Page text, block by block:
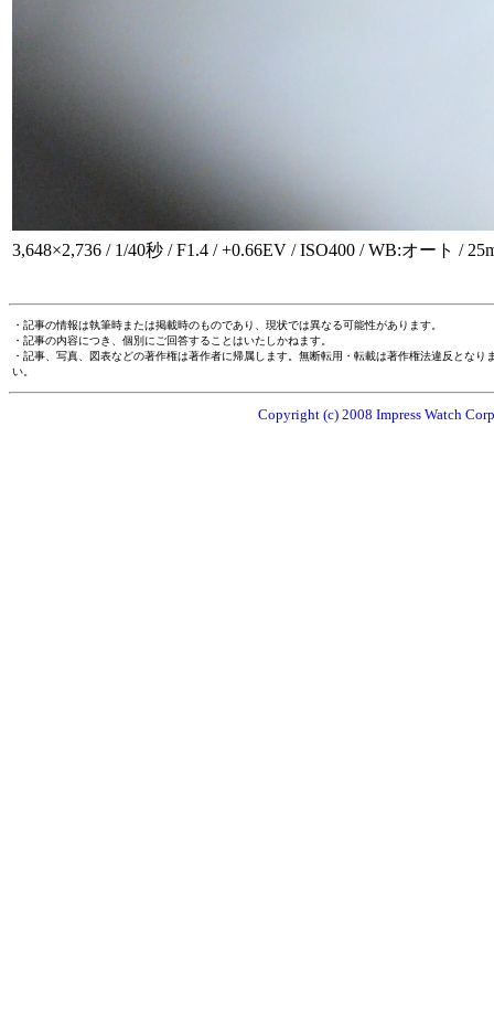
3,648×2,736 / 1/40秒 / F1.4 / +0.66EV / ISO400 / WB:オート /
・記事の情報は執筆時または掲載時のものであり、現状では異なる可能性があります。
・記事の内容につき、個別にご回答することはいたしかねます。
・記事、写真、図表などの著作権は著作者に帰属します。無断転用・転載は著作権法違反とな
い。
Copyright (c) 2008 Impress Watch